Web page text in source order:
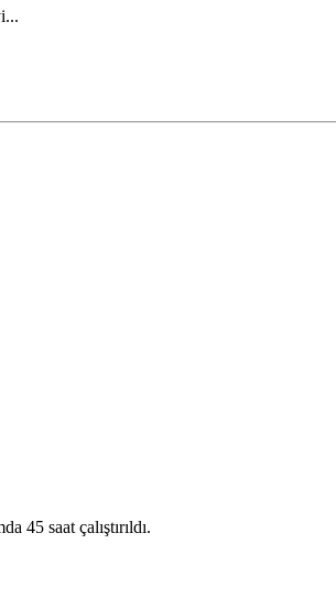
45 saat çalıştırıldı.